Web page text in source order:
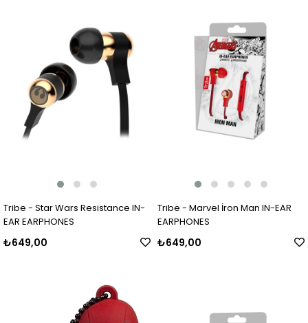
Tribe - Star Wars Resistance IN-
EAR EARPHONES
₺649,00
Tribe - Marvel İron Man IN-EAR
EARPHONES
₺649,00